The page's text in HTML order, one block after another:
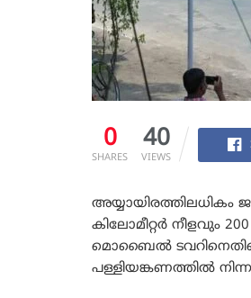
0
SHARES
40
VIEWS
അയ്യായിരത്തിലധികം
കിലോമീറ്റർ നീളവും
മൊബൈൽ
പള്ളിയങ്കണത്തിൽ